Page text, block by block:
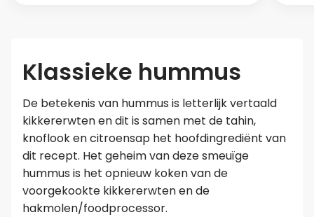
Klassieke hummus
De betekenis van hummus is letterlijk vertaald
kikkererwten en dit is samen met de tahin,
knoflook en citroensap het hoofdingrediënt van
dit recept. Het geheim van deze smeuïge
hummus is het opnieuw koken van de
voorgekookte kikkererwten en de
hakmolen/foodprocessor.